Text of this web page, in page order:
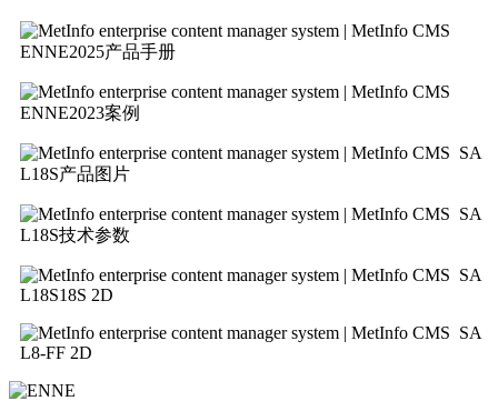
ENNE2025产品手册
ENNE2023案例
SA
L18S产品图片
SA
L18S技术参数
SA
L18S18S 2D
SA
L8-FF 2D